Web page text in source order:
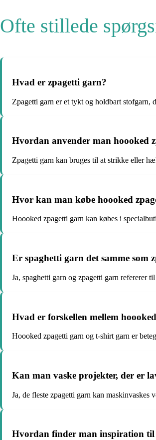
Ofte stillede
Hvad er zpagetti garn?
Zpagetti garn er et tykt og holdbart stofgarn,
Hvordan anvender man hoooked
Zpagetti garn kan bruges til at strikke eller
Hvor kan man købe hoooked
Hoooked zpagetti garn kan købes i
Er spaghetti garn det samme som
Ja, spaghetti garn og zpagetti garn refererer
Hvad er forskellen mellem
Hoooked zpagetti garn og t-shirt garn er
Kan man vaske projekter, der er
Ja, de fleste zpagetti garn kan
Hvordan finder man inspiration